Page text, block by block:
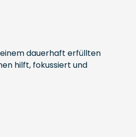
dauerhaft erfüllten
hilft, fokussiert und